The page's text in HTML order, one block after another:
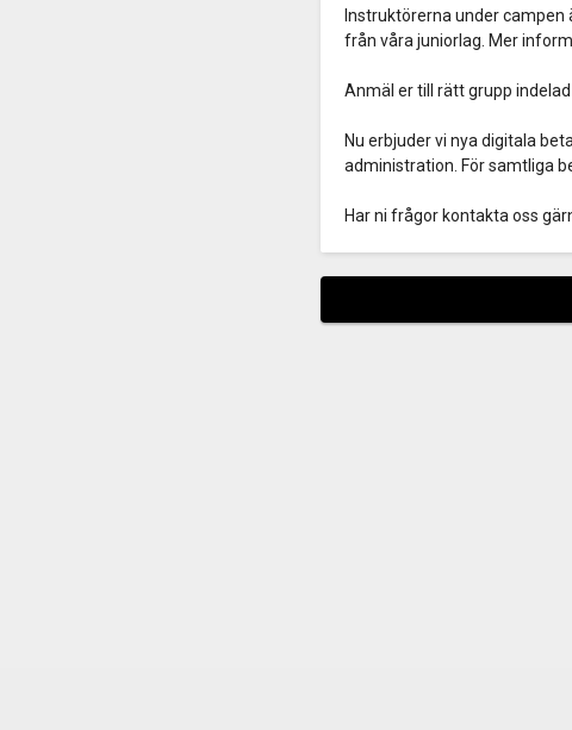
Instruktörerna under
från våra juniorlag. Mer
Anmäl er till rätt grupp
Nu erbjuder vi nya digitala
administration. För samtliga
Har ni frågor kontakta oss